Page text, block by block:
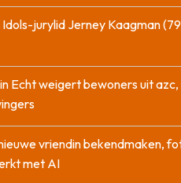
Idols-jurylid Jerney Kaagman
Echt weigert bewoners uit
vriendin bekendmaken,
met AI